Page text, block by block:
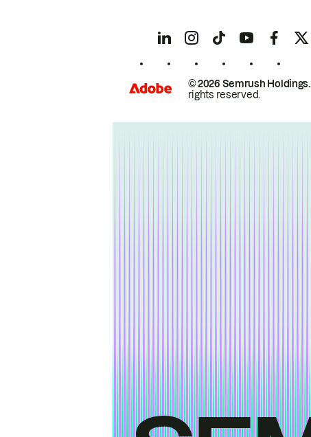
© 2026 Semrush Holdings.
rights reserved.